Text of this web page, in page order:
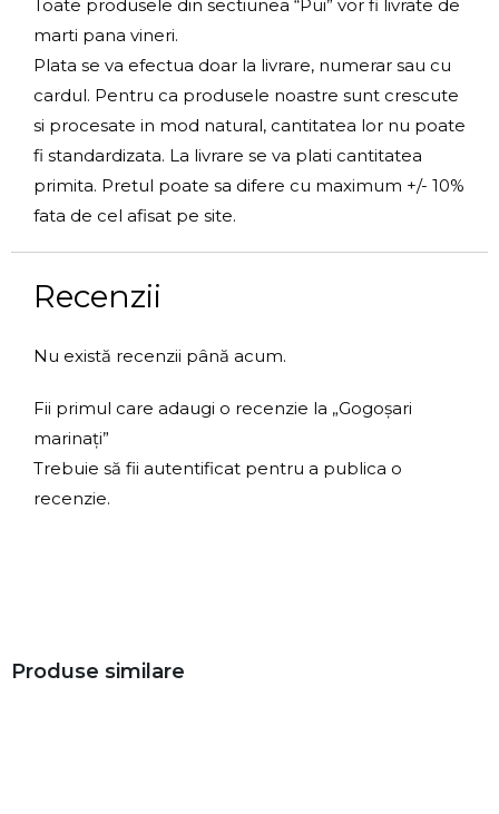
Toate produsele din sectiunea “Pui” vor fi livrate de
marti pana vineri.
Plata se va efectua doar la livrare, numerar sau cu
cardul. Pentru ca produsele noastre sunt crescute
si procesate in mod natural, cantitatea lor nu poate
fi standardizata. La livrare se va plati cantitatea
primita. Pretul poate sa difere cu maximum +/- 10%
fata de cel afisat pe site.
Recenzii
Nu există recenzii până acum.
Fii primul care adaugi o recenzie la „Gogoșari
marinați”
Trebuie să fii autentificat pentru a publica o
recenzie.
Produse similare